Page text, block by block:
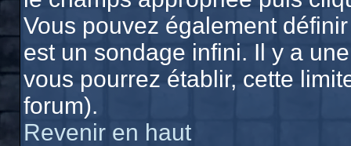
Vous pouvez également
est un sondage infini. Il y a
vous pourrez établir, cette
forum).
Revenir en haut